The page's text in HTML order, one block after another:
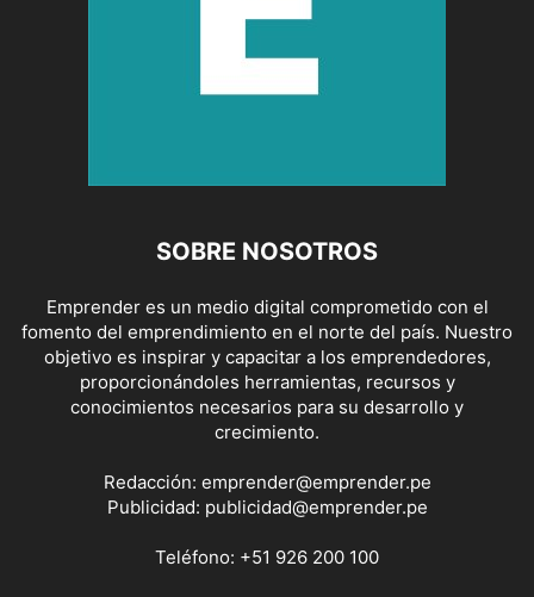
SOBRE NOSOTROS
Emprender es un medio digital comprometido con el
fomento del emprendimiento en el norte del país. Nuestro
objetivo es inspirar y capacitar a los emprendedores,
proporcionándoles herramientas, recursos y
conocimientos necesarios para su desarrollo y
crecimiento.
Redacción: emprender@emprender.pe
Publicidad: publicidad@emprender.pe
Teléfono: +51 926 200 100